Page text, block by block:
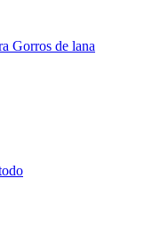
Gorros de lana